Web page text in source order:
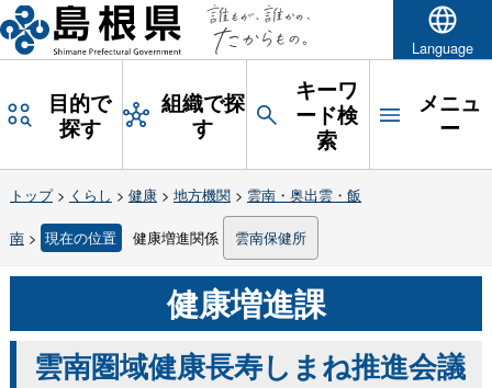
Language
目的で
探す
組織で探
す
キーワ
ード検
索
メニュ
ー
トップ> くらし > 健康> 地方機関> 雲南・奥出雲・飯
南> 現在の位置 健康増進関係 雲南保健所
健康増進課
雲南圏域健康長寿しまね推進会議